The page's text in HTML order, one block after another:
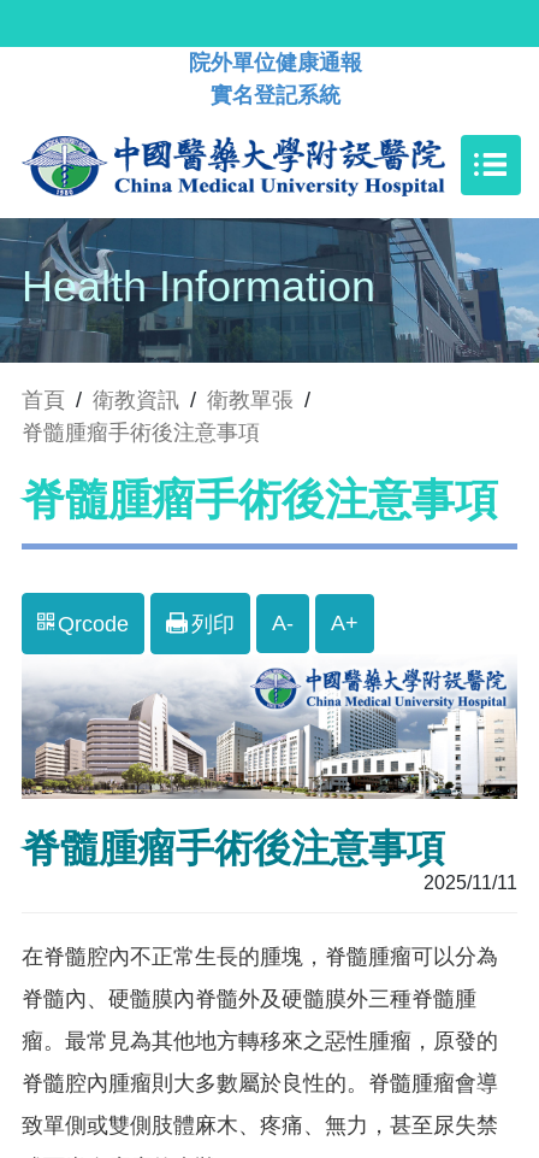
院外單位健康通報
實名登記系統
Health Information
首頁 / 衛教資訊 / 衛教單張 /
脊髓腫瘤手術後注意事項
脊髓腫瘤手術後注意事項
Qrcode 列印 A- A+
脊髓腫瘤手術後注意事項
2025/11/11
在脊髓腔內不正常生長的腫塊，脊髓腫瘤可以分為
脊髓內、硬髓膜內脊髓外及硬髓膜外三種脊髓腫
瘤。最常見為其他地方轉移來之惡性腫瘤，原發的
脊髓腔內腫瘤則大多數屬於良性的。脊髓腫瘤會導
致單側或雙側肢體麻木、疼痛、無力，甚至尿失禁